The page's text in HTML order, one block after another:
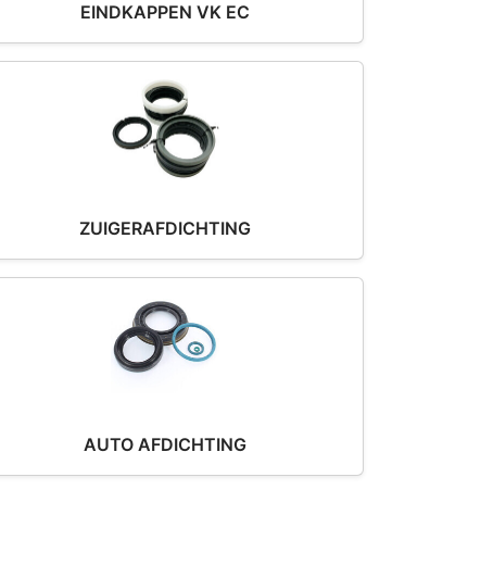
EINDKAPPEN VK EC
ZUIGERAFDICHTING
AUTO AFDICHTING